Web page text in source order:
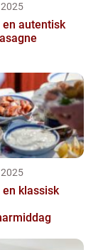
en autentisk
en klassisk